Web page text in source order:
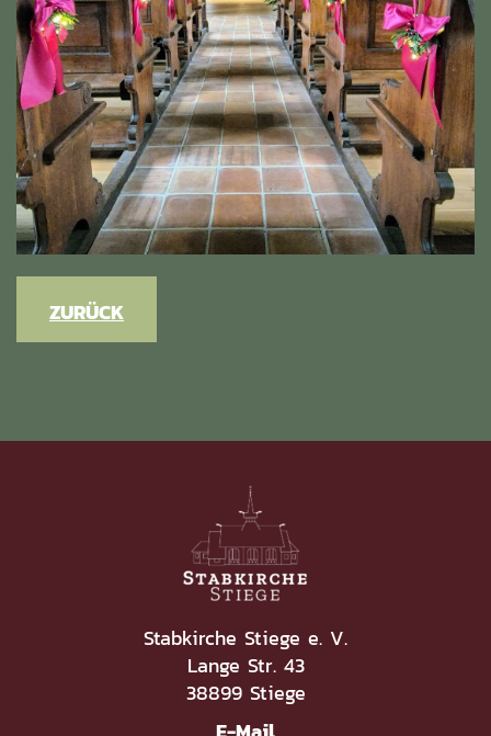
ZURÜCK
Stabkirche Stiege e. V.
Lange Str. 43
38899 Stiege